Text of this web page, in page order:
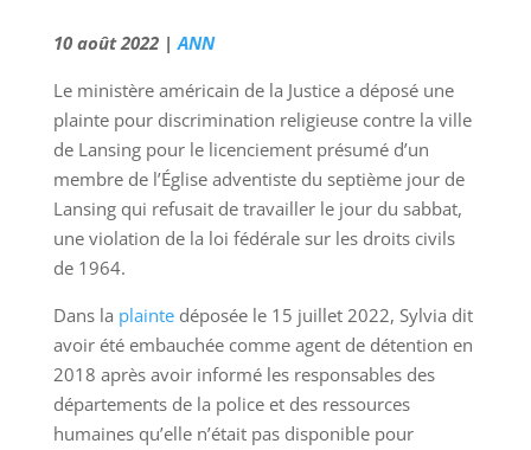
10 août 2022 |ANN
Le ministère américain de la Justice a déposé une
plainte pour discrimination religieuse contre la ville
de Lansing pour le licenciement présumé d’un
membre de l’Église adventiste du septième jour de
Lansing qui refusait de travailler le jour du sabbat,
une violation de la loi fédérale sur les droits civils
de 1964.
Dans la plaintedéposée le 15 juillet 2022, Sylvia dit
avoir été embauchée comme agent de détention en
2018 après avoir informé les responsables des
départements de la police et des ressources
humaines qu’elle n’était pas disponible pour